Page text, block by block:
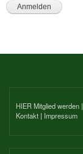
HIER Mitglied werden |
Kontakt | Impressum